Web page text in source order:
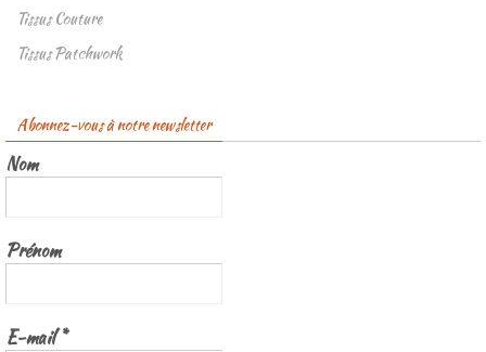
Tissus Couture
Tissus Patchwork
Abonnez-vous à notre newsletter
Nom
Prénom
E-mail*